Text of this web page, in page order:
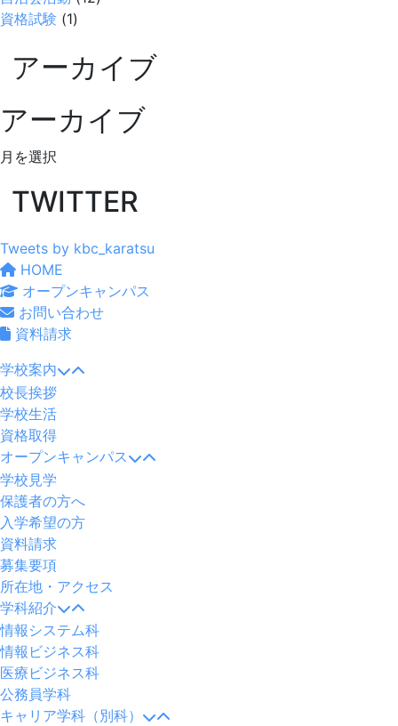
資格試験 (1)
アーカイブ
アーカイブ
ア
カ
ブ
TWITTER
Tweets by kbc_karatsu
HOME
オープンキャンパス
お問い合わせ
資料請求
学校案内
校長挨拶
学校生活
資格取得
オープンキャンパス
学校見学
保護者の方へ
入学希望の方
資料請求
募集要項
所在地・アクセス
学科紹介
情報システム科
情報ビジネス科
医療ビジネス科
公務員学科
キャリア学科（別科）